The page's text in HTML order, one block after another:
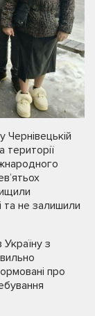
Чернівецькій
території
та не залишили
з
про